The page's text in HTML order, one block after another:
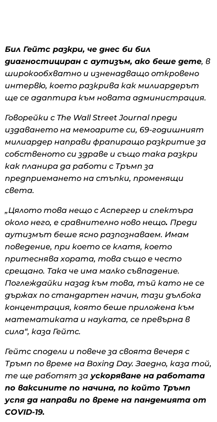
Бил Гейтс разкри, че днес би бил
диагностициран с аутизъм, ако беше дете, в
широкообхватно и изненадващо откровено
интервю, което разкрива как милиардерът
ще се адаптира към новата администрация.
Говорейки с The Wall Street Journal преди
издаването на мемоарите си, 69-годишният
милиардер направи фрапиращо разкритие за
собственото си здраве и също така разкри
как планира да работи с Тръмп за
предприемането на стъпки, променящи
света.
„Цялото това нещо с Аспергер и спектъра
около него, е сравнително ново нещо. Преди
аутизмът беше ясно разпознаваем. Имам
поведение, при което се клатя, което
притеснява хората, това също е често
срещано. Така че има малко съвпадение.
Поглеждайки назад към това, тъй като не се
държах по стандартен начин, тази дълбока
концентрация, която беше приложена към
математиката и науката, се превърна в
сила“, каза Гейтс.
Гейтс сподели и повече за своята вечеря с
Тръмп по време на Boxing Day. Заедно, каза той,
те ще работят за ускоряване на работата
по ваксините по начина, по който Тръмп
успя да направи по време на пандемията от
COVID-19.